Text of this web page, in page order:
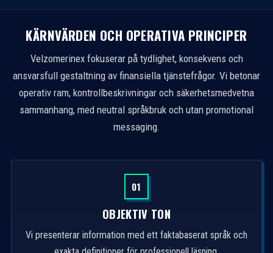
KÄRNVÄRDEN OCH OPERATIVA PRINCIPER
Velzomerinex fokuserar på tydlighet, konsekvens och
ansvarsfull gestaltning av finansiella tjänstefrågor. Vi betonar
operativ ram, kontrollbeskrivningar och säkerhetsmedvetna
sammanhang, med neutral språkbruk och utan promotional
messaging.
01
OBJEKTIV TON
Vi presenterar information med ett faktabaserat språk och